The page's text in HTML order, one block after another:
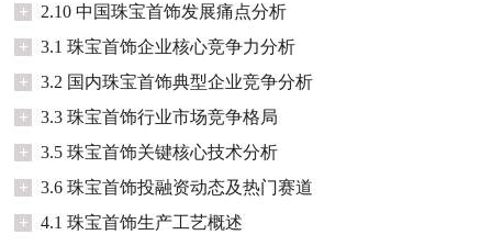
+
2.10 中国珠宝首饰发展痛点分析
+
3.1 珠宝首饰企业核心竞争力分析
+
3.2 国内珠宝首饰典型企业竞争分析
+
3.3 珠宝首饰行业市场竞争格局
+
3.5 珠宝首饰关键核心技术分析
+
3.6 珠宝首饰投融资动态及热门赛道
+
4.1 珠宝首饰生产工艺概述